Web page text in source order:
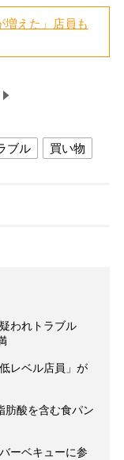
増えた」店員も
ブル 買い物
われトラブル
レベル店員」が
肪酸を含む食パン
ーベキューに参